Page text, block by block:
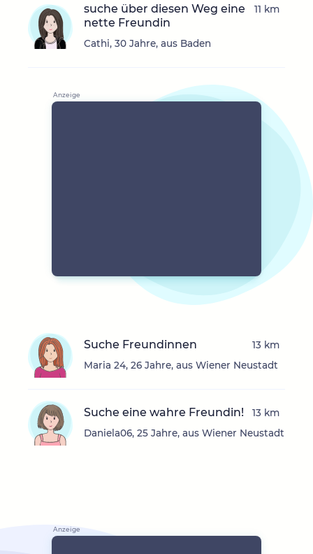
suche über diesen Weg eine
nette Freundin
Cathi, 30 Jahre, aus Baden
11 km
Suche Freundinnen
Maria 24, 26 Jahre, aus Wiener Neustadt
13 km
Suche eine wahre Freundin!
Daniela06, 25 Jahre, aus Wiener Neustadt
13 km